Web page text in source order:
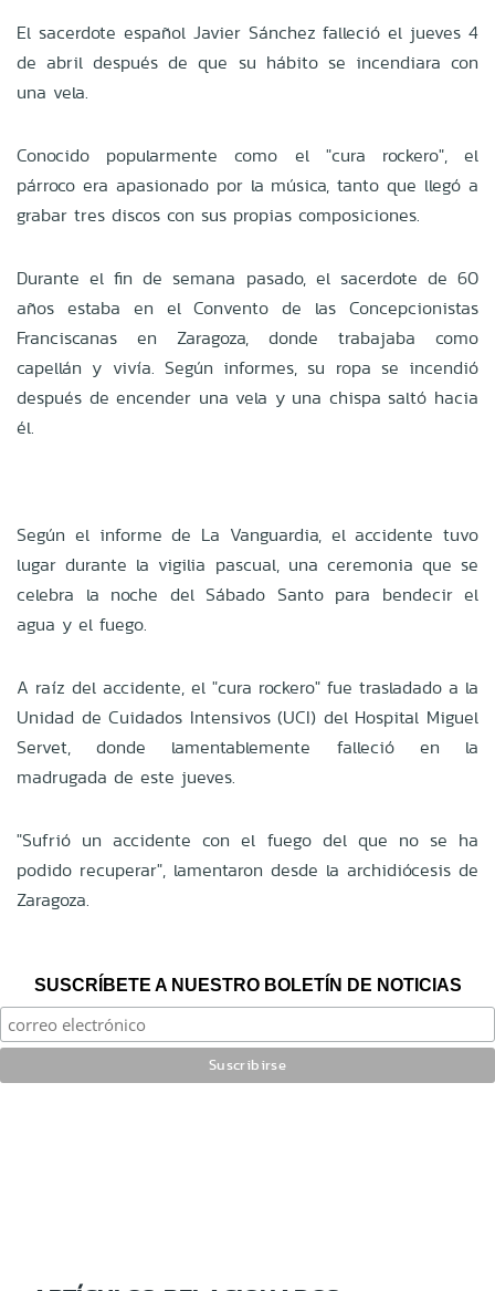
El sacerdote español Javier Sánchez falleció el jueves 4
de abril después de que su hábito se incendiara con
una vela.
Conocido popularmente como el "cura rockero", el
párroco era apasionado por la música, tanto que llegó a
grabar tres discos con sus propias composiciones.
Durante el fin de semana pasado, el sacerdote de 60
años estaba en el Convento de las Concepcionistas
Franciscanas en Zaragoza, donde trabajaba como
capellán y vivía. Según informes, su ropa se incendió
después de encender una vela y una chispa saltó hacia
él.
Según el informe de La Vanguardia, el accidente tuvo
lugar durante la vigilia pascual, una ceremonia que se
celebra la noche del Sábado Santo para bendecir el
agua y el fuego.
A raíz del accidente, el "cura rockero" fue trasladado a la
Unidad de Cuidados Intensivos (UCI) del Hospital Miguel
Servet, donde lamentablemente falleció en la
madrugada de este jueves.
"Sufrió un accidente con el fuego del que no se ha
podido recuperar", lamentaron desde la archidiócesis de
Zaragoza.
SUSCRÍBETE A NUESTRO BOLETÍN DE NOTICIAS